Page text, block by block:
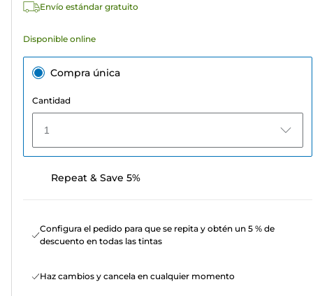
Envío estándar gratuito
Disponible online
Compra única
Cantidad
1
Repeat & Save 5%
Configura el pedido para que se repita y obtén un 5 % de
descuento en todas las tintas
Haz cambios y cancela en cualquier momento